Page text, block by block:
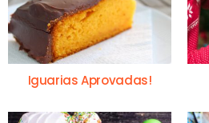
Iguarias Aprovadas!